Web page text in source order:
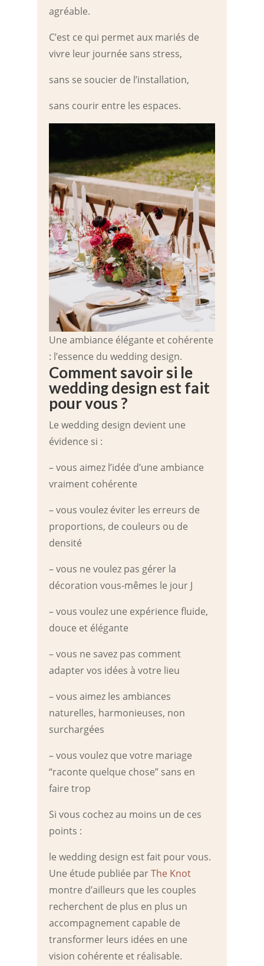
agréable.
C’est ce qui permet aux mariés de
vivre leur journée sans stress,
sans se soucier de l’installation,
sans courir entre les espaces.
Une ambiance élégante et cohérente
: l’essence du wedding design.
Comment savoir si le
wedding design est fait
pour vous ?
Le wedding design devient une
évidence si :
– vous aimez l’idée d’une ambiance
vraiment cohérente
– vous voulez éviter les erreurs de
proportions, de couleurs ou de
densité
– vous ne voulez pas gérer la
décoration vous-mêmes le jour J
– vous voulez une expérience fluide,
douce et élégante
– vous ne savez pas comment
adapter vos idées à votre lieu
– vous aimez les ambiances
naturelles, harmonieuses, non
surchargées
– vous voulez que votre mariage
“raconte quelque chose” sans en
faire trop
Si vous cochez au moins un de ces
points :
le wedding design est fait pour vous.
Une étude publiée parThe Knot
montre d’ailleurs que les couples
recherchent de plus en plus un
accompagnement capable de
transformer leurs idées en une
vision cohérente et réalisable.